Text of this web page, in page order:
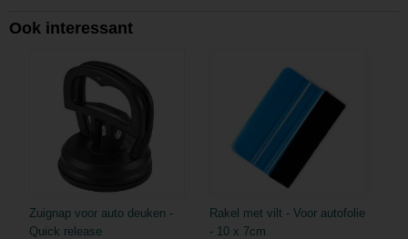
Ook interessant
Zuignap voor auto deuken -
Quick release
Rakel met vilt - Voor autofolie
- 10 x 7cm